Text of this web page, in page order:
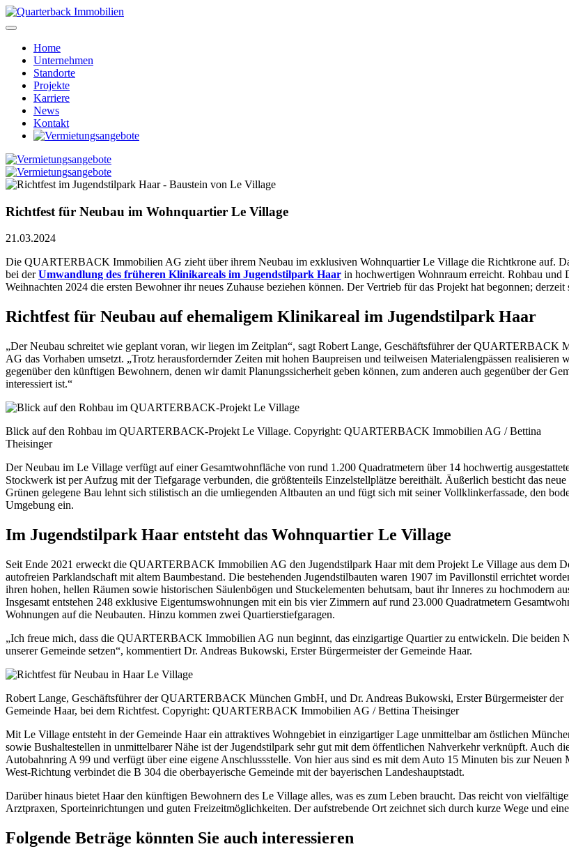
Home
Unternehmen
Standorte
Projekte
Karriere
News
Kontakt
Richtfest für Neubau im Wohnquartier Le Village
21.03.2024
Die QUARTERBACK Immobilien AG zieht über ihrem Neubau im exklusiven Wohnquartier Le Village die Richtkrone auf.
bei derUmwandlung des früheren Klinikareals im Jugendstilpark Haar in hochwertigen Wohnraum erreicht. Rohbau und
Weihnachten 2024 die ersten Bewohner ihr neues Zuhause beziehen können. Der Vertrieb für das Projekt hat begonnen;
Richtfest für Neubau auf ehemaligem Klinikareal im Jugendstilpark Haar
„Der Neubau schreitet wie geplant voran, wir liegen im Zeitplan“, sagt Robert Lange, Geschäftsführer der
AG das Vorhaben umsetzt. „Trotz herausfordernder Zeiten mit hohen Baupreisen und teilweisen Materialengpässen
gegenüber den künftigen Bewohnern, denen wir damit Planungssicherheit geben können, zum anderen auch gegenüber der
interessiert ist.“
Blick auf den Rohbau im QUARTERBACK-Projekt Le Village. Copyright: QUARTERBACK Immobilien AG / Bettina
Theisinger
Der Neubau im Le Village verfügt auf einer Gesamtwohnfläche von rund 1.200 Quadratmetern über 14 hochwertig
Stockwerk ist per Aufzug mit der Tiefgarage verbunden, die größtenteils Einzelstellplätze bereithält. Äußerlich besticht das
Grünen gelegene Bau lehnt sich stilistisch an die umliegenden Altbauten an und fügt sich mit seiner Vollklinkerfassade, den
Umgebung ein.
Im Jugendstilpark Haar entsteht das Wohnquartier Le Village
Seit Ende 2021 erweckt die QUARTERBACK Immobilien AG den Jugendstilpark Haar mit dem Projekt Le Village aus dem
autofreien Parklandschaft mit altem Baumbestand. Die bestehenden Jugendstilbauten waren 1907 im Pavillonstil errichtet
ihren hohen, hellen Räumen sowie historischen Säulenbögen und Stuckelementen behutsam, baut ihr Inneres zu hochmodern
Insgesamt entstehen 248 exklusive Eigentumswohnungen mit ein bis vier Zimmern auf rund 23.000 Quadratmetern
Wohnungen auf die Neubauten. Hinzu kommen zwei Quartierstiefgaragen.
„Ich freue mich, dass die QUARTERBACK Immobilien AG nun beginnt, das einzigartige Quartier zu entwickeln. Die beiden
unserer Gemeinde setzen“, kommentiert Dr. Andreas Bukowski, Erster Bürgermeister der Gemeinde Haar.
Robert Lange, Geschäftsführer der QUARTERBACK München GmbH, und Dr. Andreas Bukowski, Erster Bürgermeister der
Gemeinde Haar, bei dem Richtfest. Copyright: QUARTERBACK Immobilien AG / Bettina Theisinger
Mit Le Village entsteht in der Gemeinde Haar ein attraktives Wohngebiet in einzigartiger Lage unmittelbar am östlichen
sowie Bushaltestellen in unmittelbarer Nähe ist der Jugendstilpark sehr gut mit dem öffentlichen Nahverkehr verknüpft. Auch
Autobahnring A 99 und verfügt über eine eigene Anschlussstelle. Von hier aus sind es mit dem Auto 15 Minuten bis zur
West-Richtung verbindet die B 304 die oberbayerische Gemeinde mit der bayerischen Landeshauptstadt.
Darüber hinaus bietet Haar den künftigen Bewohnern des Le Village alles, was es zum Leben braucht. Das reicht von
Arztpraxen, Sporteinrichtungen und guten Freizeitmöglichkeiten. Der aufstrebende Ort zeichnet sich durch kurze Wege und
Folgende Beträge könnten Sie auch interessieren